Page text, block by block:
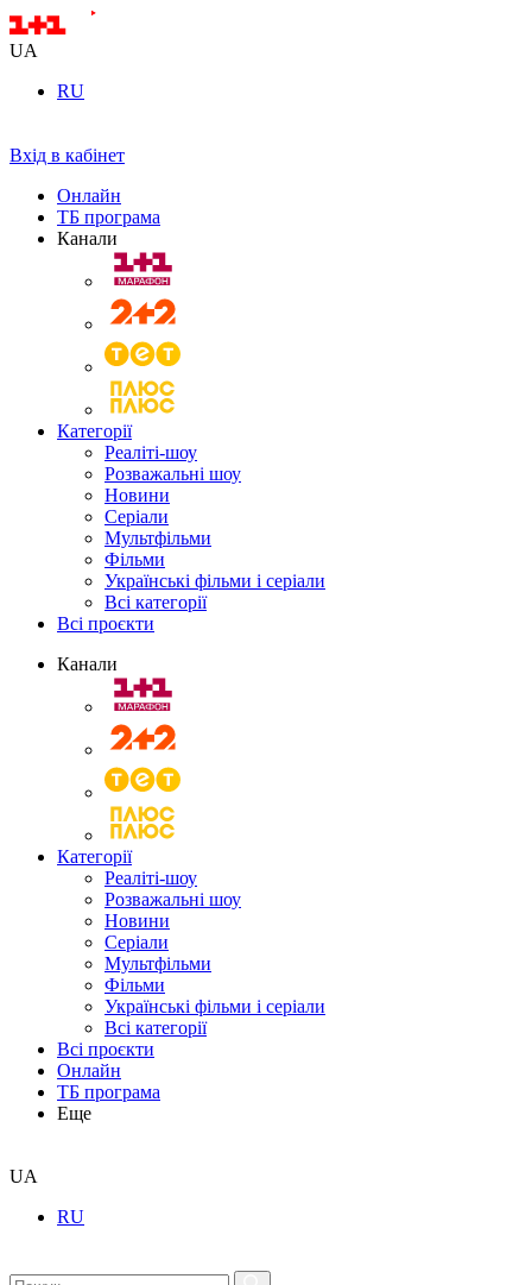
UA
RU
Вхід в кабінет
Онлайн
ТБ програма
Канали
Категорії
Реаліті-шоу
Розважальні шоу
Новини
Серіали
Мультфільми
Фільми
Українські фільми і серіали
Всі категорії
Всі проєкти
Канали
Категорії
Реаліті-шоу
Розважальні шоу
Новини
Серіали
Мультфільми
Фільми
Українські фільми і серіали
Всі категорії
Всі проєкти
Онлайн
ТБ програма
Еще
UA
RU